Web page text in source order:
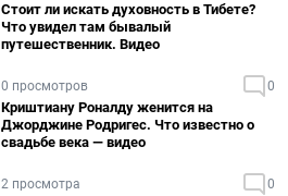
Стоит ли искать духовность в Тибете?
Что увидел там бывалый
путешественник. Видео
0 просмотров 0
Криштиану Роналду женится на
Джорджине Родригес. Что известно о
свадьбе века — видео
2 просмотра 0